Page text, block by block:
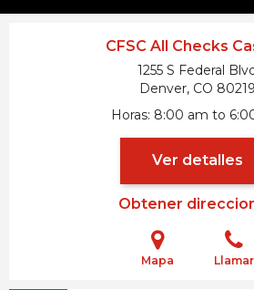
CFSC All Checks
1255 S Federal
Denver, CO 80219
Horas 8:00 am to
Ver detalles
Obtener
Mapa Llamar